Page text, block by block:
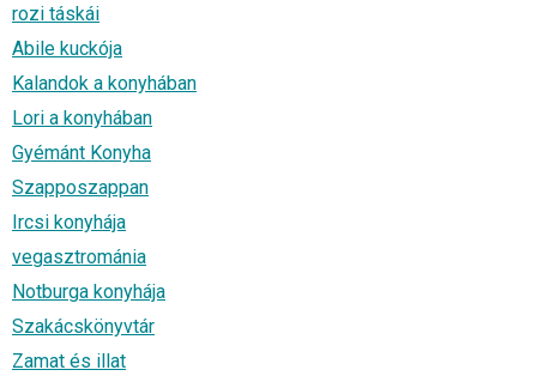
rozi táskái
Abile kuckója
Kalandok a konyhában
Lori a konyhában
Gyémánt Konyha
Szapposzappan
Ircsi konyhája
vegasztrománia
Notburga konyhája
Szakácskönyvtár
Zamat és illat